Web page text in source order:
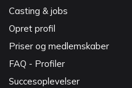
Casting & jobs
Opret profil
Priser og medlemskaber
FAQ - Profiler
Succesoplevelser